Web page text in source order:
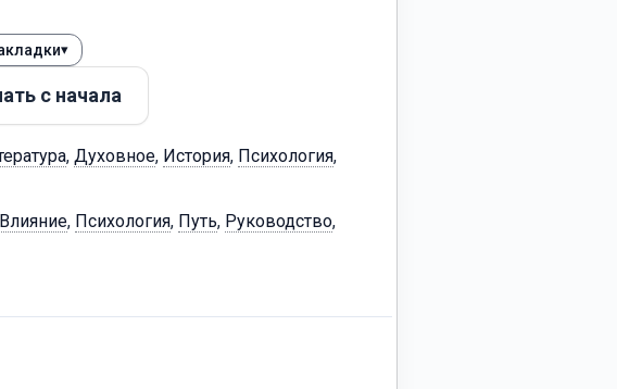
▾
с начала
, Духовное, История, Психология,
Влияние, Психология, Путь, Руководство,